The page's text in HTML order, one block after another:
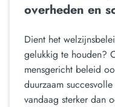
overheden en
Dient het
gelukkig te houden?
mensgericht beleid
duurzaam
vandaag sterker dan